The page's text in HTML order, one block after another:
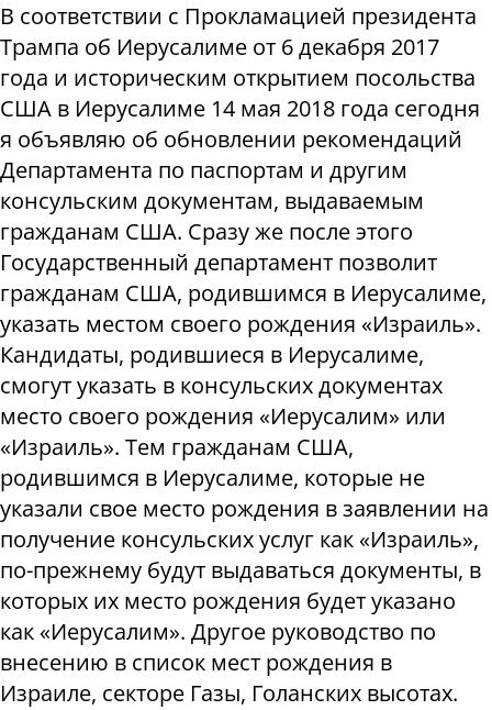
В соответствии с Прокламацией президента
Трампа об Иерусалиме от 6 декабря 2017
года и историческим открытием посольства
США в Иерусалиме 14 мая 2018 года сегодня
я объявляю об обновлении рекомендаций
Департамента по паспортам и другим
консульским документам, выдаваемым
гражданам США. Сразу же после этого
Государственный департамент позволит
гражданам США, родившимся в Иерусалиме,
указать местом своего рождения «Израиль».
Кандидаты, родившиеся в Иерусалиме,
смогут указать в консульских документах
место своего рождения «Иерусалим» или
«Израиль». Тем гражданам США,
родившимся в Иерусалиме, которые не
указали свое место рождения в заявлении на
получение консульских услуг как «Израиль»,
по-прежнему будут выдаваться документы, в
которых их место рождения будет указано
как «Иерусалим». Другое руководство по
внесению в список мест рождения в
Израиле, секторе Газы, Голанских высотах.